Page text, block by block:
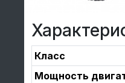
Класс
Мощность